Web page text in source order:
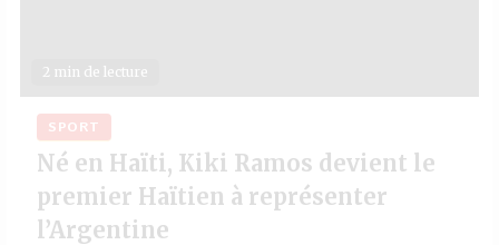
2 min de lecture
SPORT
Né en Haïti, Kiki Ramos devient le
premier Haïtien à représenter
l’Argentine